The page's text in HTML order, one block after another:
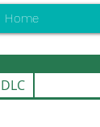
Home
DLC